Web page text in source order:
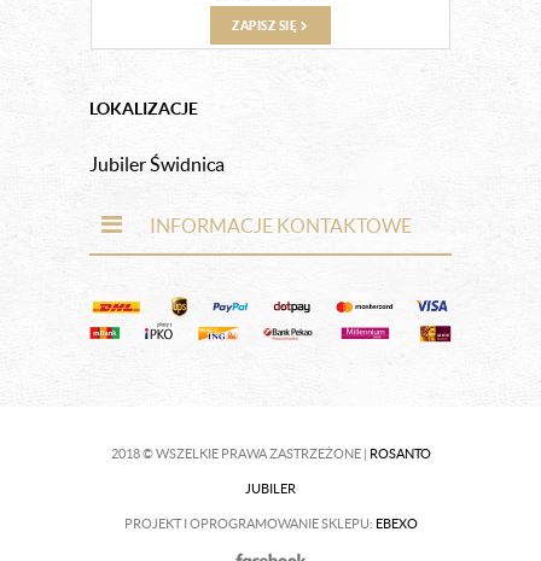
ZAPISZ SIĘ
LOKALIZACJE
Jubiler Świdnica
INFORMACJE KONTAKTOWE
2018 © WSZELKIE PRAWA ZASTRZEŻONE | ROSANTO
JUBILER
PROJEKT I OPROGRAMOWANIE SKLEPU: EBEXO